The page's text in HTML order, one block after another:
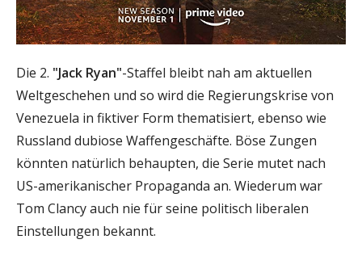
Die 2. "Jack Ryan"-Staffel bleibt nah am aktuellen
Weltgeschehen und so wird die Regierungskrise von
Venezuela in fiktiver Form thematisiert, ebenso wie
Russland dubiose Waffengeschäfte. Böse Zungen
könnten natürlich behaupten, die Serie mutet nach
US-amerikanischer Propaganda an. Wiederum war
Tom Clancy auch nie für seine politisch liberalen
Einstellungen bekannt.